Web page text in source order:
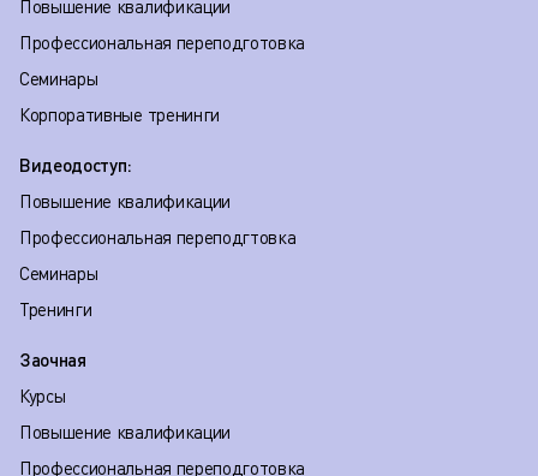
Повышение квалификации
Профессиональная переподготовка
Семинары
Корпоративные тренинги
Видеодоступ:
Повышение квалификации
Профессиональная переподгтовка
Семинары
Тренинги
Заочная
Курсы
Повышение квалификации
Профессиональная переподготовка